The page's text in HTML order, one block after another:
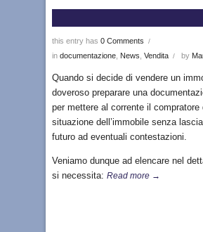
this entry has 0 Comments /
in documentazione News Vendita / by
Quando si decide di vendere un
doveroso preparare una
per mettere al corrente il compratore
situazione dell’immobile senza
futuro ad eventuali contestazioni.
Veniamo dunque ad elencare nel
si necessita: Read more →